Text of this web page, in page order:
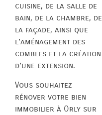
cuisine, de la salle de
bain, de la chambre, de
la façade, ainsi que
l’aménagement des
combles et la création
d’une extension.
Vous souhaitez
rénover votre bien
immobilier à Orly sur